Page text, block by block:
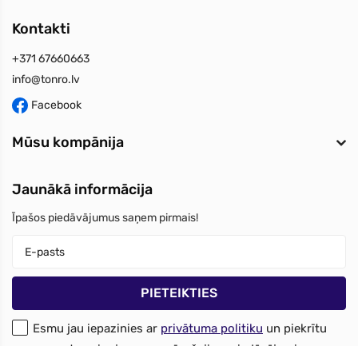
Kontakti
+371 67660663
info@tonro.lv
Facebook
Mūsu kompānija
Jaunākā informācija
Īpašos piedāvājumus saņem pirmais!
Esmu jau iepazinies ar privātuma politiku un piekrītu